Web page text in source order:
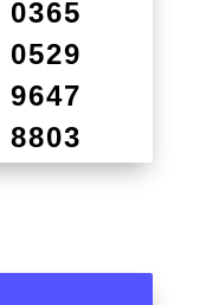
0365
0529
9647
8803